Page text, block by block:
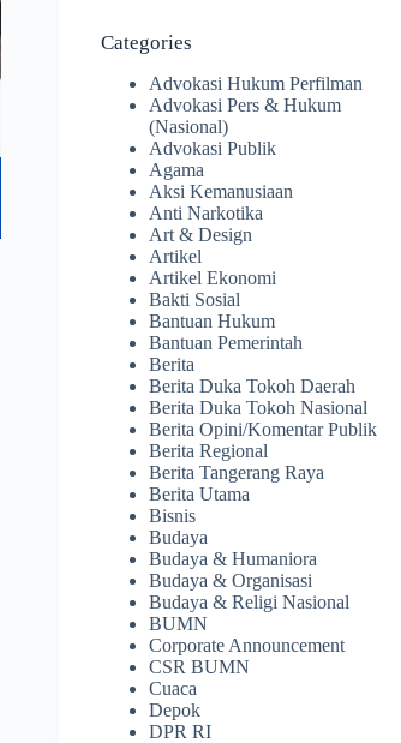
Categories
Advokasi Hukum Perfilman
Advokasi Pers & Hukum
(Nasional)
Advokasi Publik
Agama
Aksi Kemanusiaan
Anti Narkotika
Art & Design
Artikel
Artikel Ekonomi
Bakti Sosial
Bantuan Hukum
Bantuan Pemerintah
Berita
Berita Duka Tokoh Daerah
Berita Duka Tokoh Nasional
Berita Opini/Komentar Publik
Berita Regional
Berita Tangerang Raya
Berita Utama
Bisnis
Budaya
Budaya & Humaniora
Budaya & Organisasi
Budaya & Religi Nasional
BUMN
Corporate Announcement
CSR BUMN
Cuaca
Depok
DPR RI